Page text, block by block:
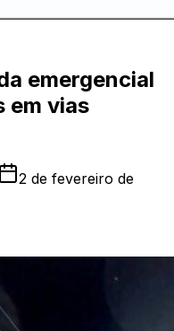
emergencial
em vias
2 de fevereiro de